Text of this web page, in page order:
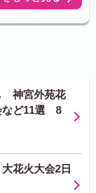
神宮外苑花
など11選 8
花火大会2日